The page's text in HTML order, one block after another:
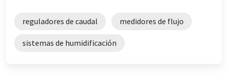
reguladores de caudal medidores de flujo
sistemas de humidificación